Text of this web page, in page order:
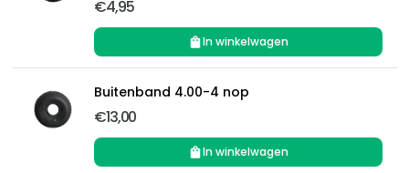
€4,95
In winkelwagen
Buitenband 4.00-4 nop
€13,00
In winkelwagen